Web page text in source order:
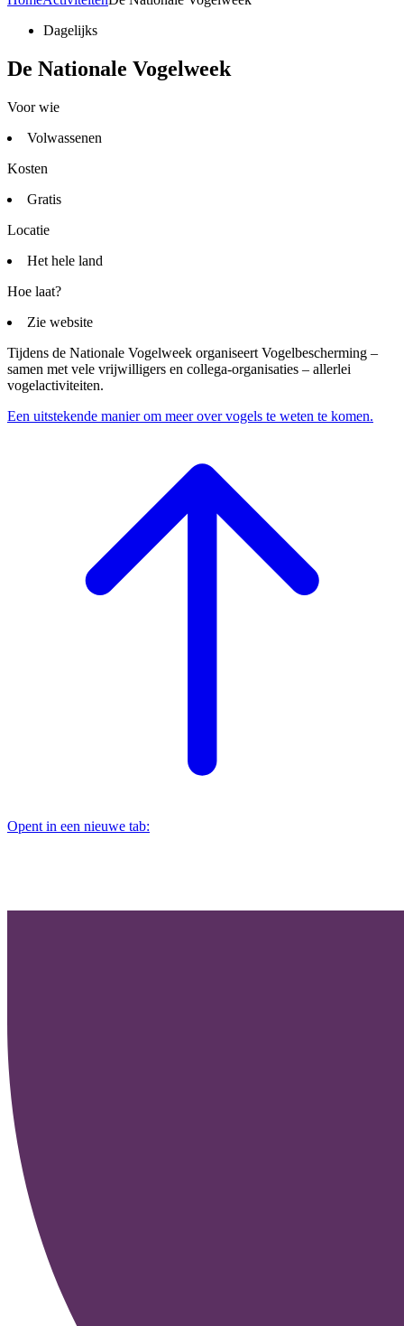
Dagelijks
De Nationale Vogelweek
Voor wie
Volwassenen
Kosten
Gratis
Locatie
Het hele land
Hoe laat?
Zie website
Tijdens de Nationale Vogelweek organiseert Vogelbescherming –
samen met vele vrijwilligers en collega-organisaties – allerlei
vogelactiviteiten.
Een uitstekende manier om meer over vogels te weten te komen.
Opent in een nieuwe tab: